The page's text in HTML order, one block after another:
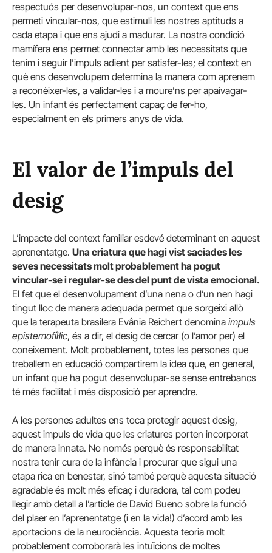
respectuós per desenvolupar-nos, un context que ens
permeti vincular-nos, que estimuli les nostres aptituds a
cada etapa i que ens ajudi a madurar. La nostra condició
mamífera ens permet connectar amb les necessitats que
tenim i seguir l’impuls adient per satisfer-les; el context en
què ens desenvolupem determina la manera com aprenem
a reconèixer-les, a validar-les i a moure’ns per apaivagar-
les. Un infant és perfectament capaç de fer-ho,
especialment en els primers anys de vida.
El valor de l’impuls del
desig
L’impacte del context familiar esdevé determinant en aquest
aprenentatge. Una criatura que hagi vist saciades les
seves necessitats molt probablement ha pogut
vincular-se i regular-se des del punt de vista emocional.
El fet que el desenvolupament d’una nena o d’un nen hagi
tingut lloc de manera adequada permet que sorgeixi allò
que la terapeuta brasilera Evânia Reichert denomina impuls
epistemofíl·lic, és a dir, el desig de cercar (o l’amor per) el
coneixement. Molt probablement, totes les persones que
treballem en educació compartirem la idea que, en general,
un infant que ha pogut desenvolupar-se sense entrebancs
té més facilitat i més disposició per aprendre.
A les persones adultes ens toca protegir aquest desig,
aquest impuls de vida que les criatures porten incorporat
de manera innata. No només perquè és responsabilitat
nostra tenir cura de la infància i procurar que sigui una
etapa rica en benestar, sinó també perquè aquesta situació
agradable és molt més eficaç i duradora, tal com podeu
llegir amb detall a l’article de David Bueno sobre la funció
del plaer en l’aprenentatge (i en la vida!) d’acord amb les
aportacions de la neurociència. Aquesta teoria molt
probablement corroborarà les intuïcions de moltes